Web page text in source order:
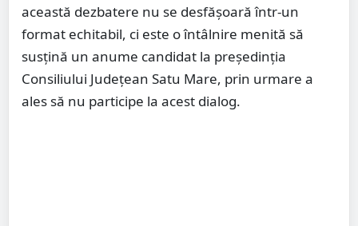
această dezbatere nu se desfășoară într-un
format echitabil, ci este o întâlnire menită să
susțină un anume candidat la președinția
Consiliului Județean Satu Mare, prin urmare a
ales să nu participe la acest dialog.